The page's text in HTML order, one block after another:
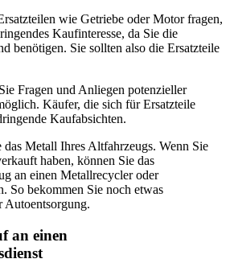
wie Getriebe oder Motor fragen,
Kaufinteresse, da Sie die
benötigen. Sie sollten also die Ersatzteile
Fragen und Anliegen potenzieller
Käufer, die sich für Ersatzteile
Kaufabsichten.
das Metall Ihres Altfahrzeugs. Wenn Sie
haben, können Sie das
an einen Metallrecycler oder
So bekommen Sie noch etwas
Autoentsorgung.
an einen